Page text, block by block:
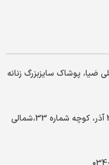
ضیا، پوشاک سایزبزرگ زنانه
دفتر فروش آنلاین: کرمان، خیابان 24 آذر، کوچه شماره 33،شمالی